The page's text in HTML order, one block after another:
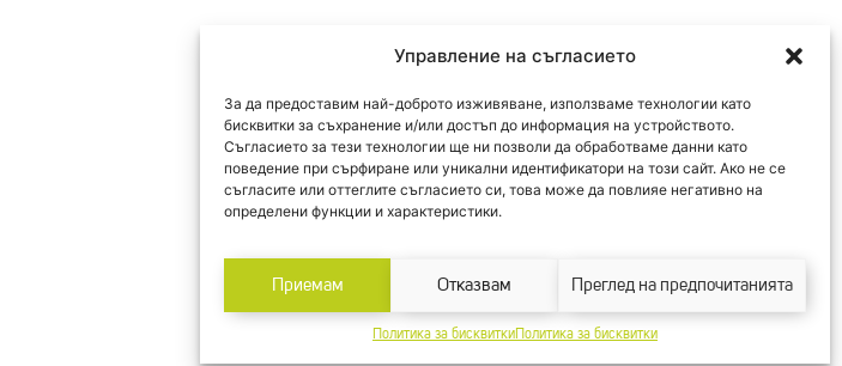
Управление на съгласието
За да предоставим най-доброто изживяване, използваме технологии като
бисквитки за съхранение и/или достъп до информация на устройството.
Съгласието за тези технологии ще ни позволи да обработваме данни като
поведение при сърфиране или уникални идентификатори на този сайт. Ако не се
съгласите или оттеглите съгласието си, това може да повлияе негативно на
определени функции и характеристики.
Приемам Отказвам Преглед на предпочитанията
Политика за бисквиткиПолитика за бисквитки